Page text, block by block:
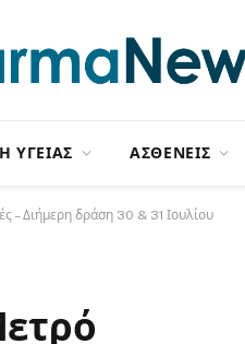
ΥΓΕΙΑΣ ΑΣΘΕΝΕΙΣ
– Διήμερη δράση 30 & 31 Ιουλίου